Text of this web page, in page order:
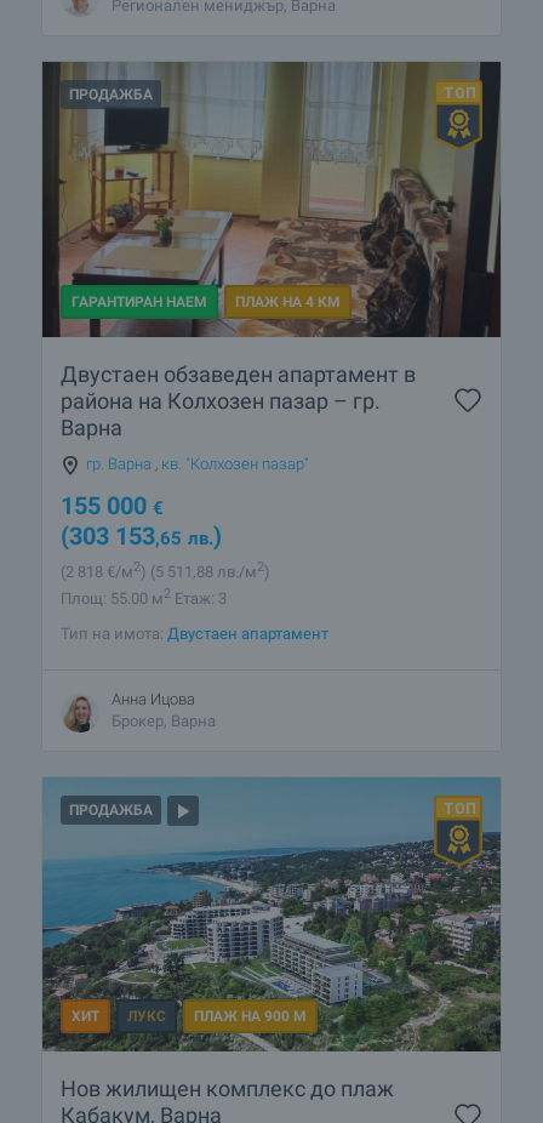
Регионален мениджър, Варна
ПРОДАЖБА
ГАРАНТИРАН НАЕМ ПЛАЖ НА 4 КМ
Двустаен обзаведен апартамент в
района на Колхозен пазар – гр.
Варна
гр. Варна , кв. "Колхозен пазар"
155 000 €
(303 153,65 лв.)
(2 818 €/м2) (5 511 ,88 лв./м2)
Площ: 55.00 м2 Етаж: 3
Тип на имота: Двустаен апартамент
Анна Ицова
Брокер, Варна
ПРОДАЖБА
ХИТ ЛУКС ПЛАЖ НА 900 М
Нов жилищен комплекс до плаж
Кабакум, Варна